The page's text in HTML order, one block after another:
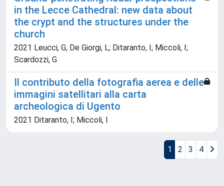
in the Lecce Cathedral: new data about
the crypt and the structures under the
church
2021 Leucci, G; De Giorgi, L; Ditaranto, I; Miccoli, I;
Scardozzi, G
Il contributo della fotografia aerea e delle
immagini satellitari alla carta
archeologica di Ugento
2021 Ditaranto, I; Miccoli, I
1 2 3 4